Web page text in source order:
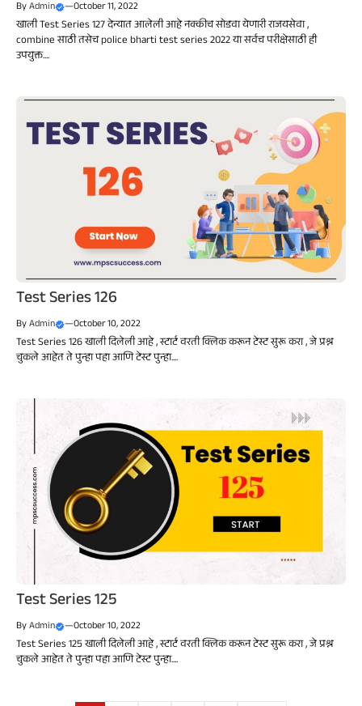
ByAdmin —October 11, 2022
खाली Test Series 127 देन्यात आलेली आहे नक्कीच सोडवा येणारी राजयसेवा ,
combine साठी तसेच police bharti test series 2022 या सर्वच परीक्षेसाठी ही
उपयुक्त....
Test Series 126
ByAdmin —October 10, 2022
Test Series 126 खाली दिलेली आहे , स्टार्ट वरती क्लिक करून टेस्ट सुरू करा , जे प्रश्न
चुकले आहेत ते पुन्हा पहा आणि टेस्ट पुन्हा....
Test Series 125
ByAdmin —October 10, 2022
Test Series 125 खाली दिलेली आहे , स्टार्ट वरती क्लिक करून टेस्ट सुरू करा , जे प्रश्न
चुकले आहेत ते पुन्हा पहा आणि टेस्ट पुन्हा....